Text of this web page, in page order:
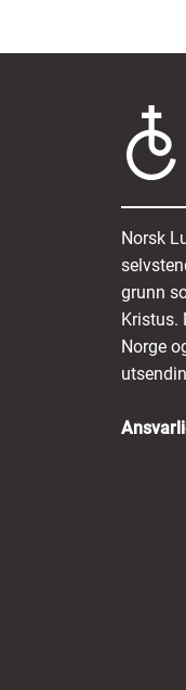
Norsk
grunn
Kristus.
Norge